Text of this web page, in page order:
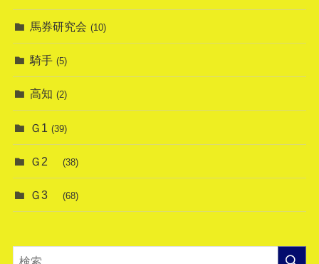
馬券研究会 (10)
騎手 (5)
高知 (2)
Ｇ1 (39)
Ｇ2 (38)
Ｇ3 (68)